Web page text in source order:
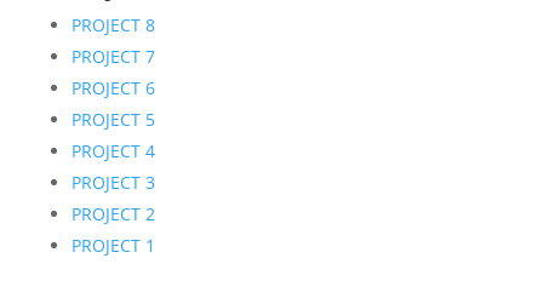
PROJECT 8
PROJECT 7
PROJECT 6
PROJECT 5
PROJECT 4
PROJECT 3
PROJECT 2
PROJECT 1